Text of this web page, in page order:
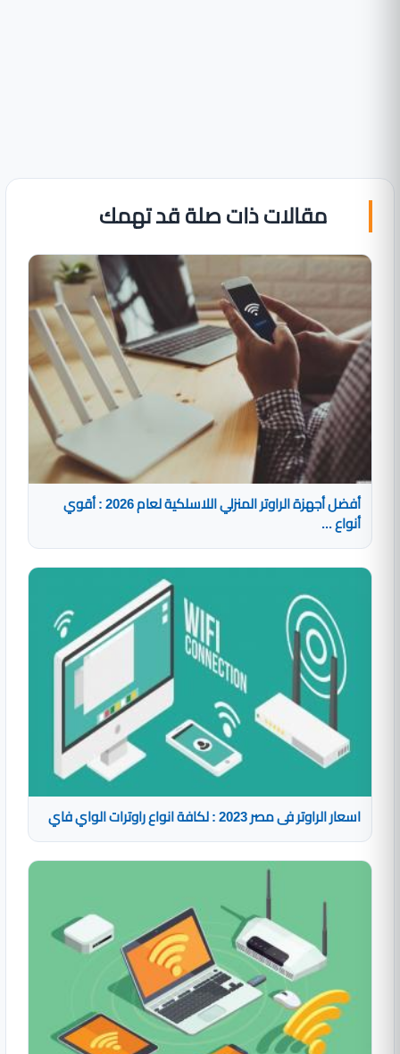
مقالات ذات صلة قد تهمك
أفضل أجهزة الراوتر المنزلي اللاسلكية لعام 2026 : أقوي
أنواع ...
اسعار الراوتر فى مصر 2023 : لكافة انواع راوترات الواي فاي